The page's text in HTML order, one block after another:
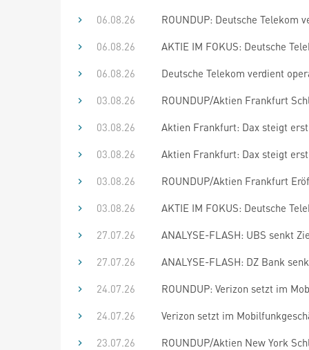
06.08.26
ROUNDUP: Deutsche
06.08.26
AKTIE IM FOKUS: Deutsche
06.08.26
Deutsche Telekom verdient
03.08.26
ROUNDUP/Aktien Frankfurt
03.08.26
Aktien Frankfurt: Dax steigt
03.08.26
Aktien Frankfurt: Dax steigt
03.08.26
ROUNDUP/Aktien Frankfurt
03.08.26
AKTIE IM FOKUS: Deutsche
27.07.26
ANALYSE-FLASH: UBS senkt
27.07.26
ANALYSE-FLASH: DZ Bank
24.07.26
ROUNDUP: Verizon setzt im
24.07.26
Verizon setzt im
23.07.26
ROUNDUP/Aktien New York